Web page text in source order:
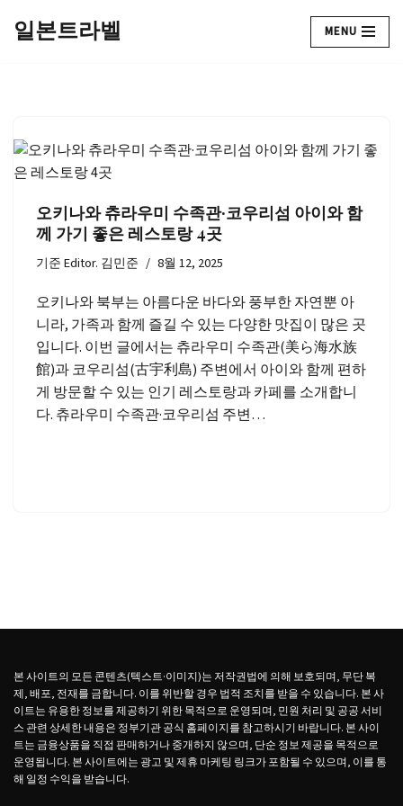
건
뛰
일본트라벨 MENU
오키나와 츄라우미 수족관·코우리섬 아이와 함
께 가기 좋은 레스토랑 4곳
기준Editor. 김민준 8월 12, 2025
오키나와 북부는 아름다운 바다와 풍부한 자연뿐 아
니라, 가족과 함께 즐길 수 있는 다양한 맛집이 많은 곳
입니다. 이번 글에서는 츄라우미 수족관(美ら海水族
館)과 코우리섬(古宇利島) 주변에서 아이와 함께 편하
게 방문할 수 있는 인기 레스토랑과 카페를 소개합니
다. 츄라우미 수족관·코우리섬 주변…
본 사이트의 모든 콘텐츠(텍스트·이미지)는 저작권법에 의해 보호되며, 무단 복
제, 배포, 전재를 금합니다. 이를 위반할 경우 법적 조치를 받을 수 있습니다. 본 사
이트는 유용한 정보를 제공하기 위한 목적으로 운영되며, 민원 처리 및 공공 서비
스 관련 상세한 내용은 정부기관 공식 홈페이지를 참고하시기 바랍니다. 본 사이
트는 금융상품을 직접 판매하거나 중개하지 않으며, 단순 정보 제공을 목적으로
운영됩니다. 본 사이트에는 광고 및 제휴 마케팅 링크가 포함될 수 있으며, 이를 통
해 일정 수익을 받습니다.